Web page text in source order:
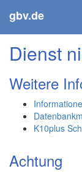
gbv.de
Dienst
Weitere
K10plus
Achtung